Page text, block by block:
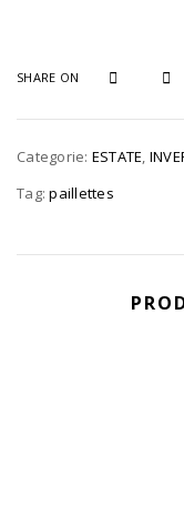
SHARE ON
Categorie: ESTATE
Tag:paillettes